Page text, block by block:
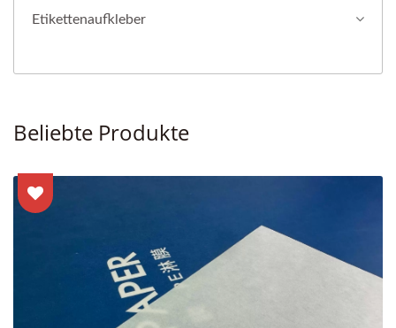
Etikettenaufkleber
Beliebte Produkte